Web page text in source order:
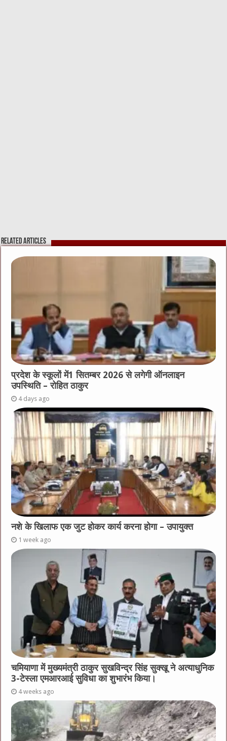
Related Articles
प्रदेश के स्कूलों में1 सितम्बर 2026 से लगेगी ऑनलाइन
उपस्थिति – रोहित ठाकुर
4 days ago
नशे के खिलाफ एक जुट होकर कार्य करना होगा – उपायुक्त
1 week ago
चमियाणा में मुख्यमंत्री ठाकुर सुखविन्द्र सिंह सुक्खू ने अत्याधुनिक
3-टेस्ला एमआरआई सुविधा का शुभारंभ किया।
4 weeks ago